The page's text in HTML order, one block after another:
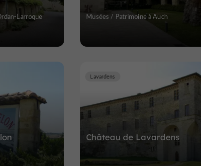
Larroque Musées / Patrimoine à Auch
Château de Lavardens
Lavardens